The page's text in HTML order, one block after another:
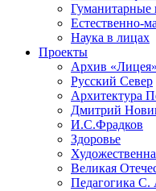
Гуманитарные
Естественно-
Наука в лицах
Проекты
Архив
Русский Север
Архитектура
Дмитрий
И.С.Фрадков
Здоровье
Великая
Педагогика С.